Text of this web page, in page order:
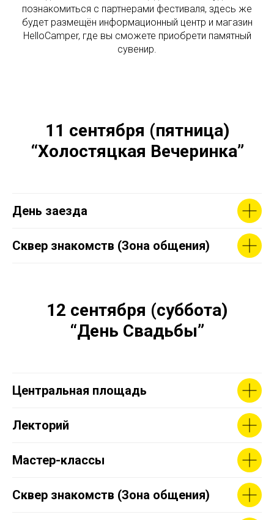
познакомиться с партнерами фестиваля, здесь же
будет размещён информационный центр и магазин
HelloCamper, где вы сможете приобрети памятный
сувенир.
11 сентября (пятница)
“Холостяцкая Вечеринка”
День заезда
Сквер знакомств (Зона общения)
12 сентября (суббота)
“День Свадьбы”
Центральная площадь
Лекторий
Мастер-классы
Сквер знакомств (Зона общения)